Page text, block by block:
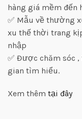
hàng giá mềm đến
✅ Mẫu về thường
xu thế thời trang
nhập
✅ Được chăm sóc
gian tìm hiểu.
Xem thêm tại đây